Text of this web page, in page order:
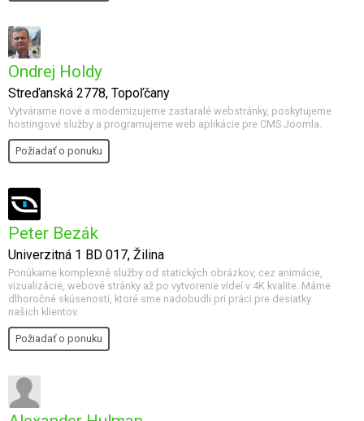
Ondrej Holdy
Streďanská 2778, Topoľčany
Vytvárame nové a modernizujeme zastaralé webstránky, poskytujeme
hostingové služby a programujeme web aplikácie pre CMS Joomla.
Požiadať o ponuku
Peter Bezák
Univerzitná 1 BD 017, Žilina
Ponúkame komplexné služby od statických obrázkov, cez animácie,
vizualizácie, webové stránky až po vytvorenie videí v 4K kvalite. Máme
dlhoročné skúsenosti, ktoré sme nadobudli pri práci pre desiatky
našich klientov.
Požiadať o ponuku